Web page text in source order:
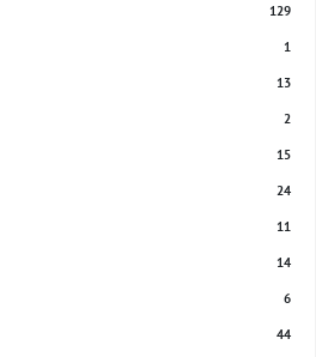
129
1
13
2
15
24
11
14
6
44